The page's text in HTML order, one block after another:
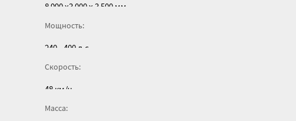
8 990 x3 000 x 3 500 мм
Мощность:
240 - 400 л.с.
Скорость:
48 км/ч
Масса: